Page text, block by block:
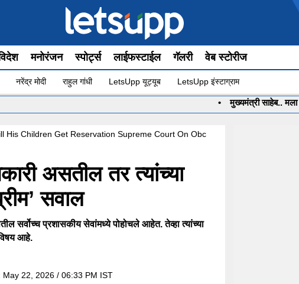
मनोरंजन स्पोर्ट्स लाईफस्टाईल गॅलरी वेब स्टोरीज
नरेंद्र मोदी राहुल गांधी LetsUpp यूट्यूब LetsUpp इंस्टाग्राम
मुख्यमंत्री साहेब.. मला मदत
His Children Get Reservation Supreme Court On Obc
असतील तर त्यांच्या
सवाल
सर्वोच्च प्रशासकीय सेवांमध्ये पोहोचले आहेत. तेव्हा त्यांच्या
आहे.
May 22, 2026 / 06:33 PM IST